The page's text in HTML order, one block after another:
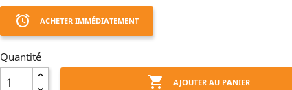
access_alarm ACHETER IMMÉDIATEMENT
Quantité
 AJOUTER AU PANIER